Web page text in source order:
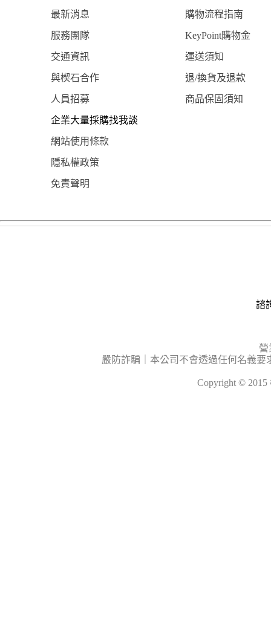
最新消息 購物流程指南
服務團隊 KeyPoint購物金
交通資訊 運送須知
與楔石合作 退/換貨及退款
人員招募 商品保固須知
企業大量採購找我談
網站使用條款
隱私權政策
免責聲明
諮
營
嚴防詐騙｜本公司不會透過任何名義
Copyright ©